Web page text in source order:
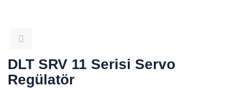
DLT SRV 11 Serisi Servo
Regülatör